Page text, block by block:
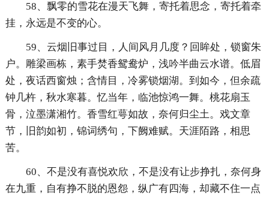
58、飘零的雪花在漫天飞舞，寄托着思念，寄托着牵
挂，永远是不变的心。
59、云烟旧事过目，人间风月几度？回眸处，锁窗朱
户。雕梁画栋，素手焚香鸳鸯炉，浅吟半曲云水谱。低眉
处，夜话西窗烛；含情目，冷雾锁烟湖。到如今，但余疏
钟几杵，秋水寒暮。忆当年，临池惊鸿一舞。桃花扇玉
骨，泣墨潇湘竹。香雪红萼如故，奈何归尘土。戏文章
节，旧韵如初，锦词绣句，下阙难赋。天涯陌路，相思
苦。
60、不是没有喜悦欢欣，不是没有让步挣扎，奈何身
在九重，自有挣不脱的恩怨，纵广有四海，却藏不住一点